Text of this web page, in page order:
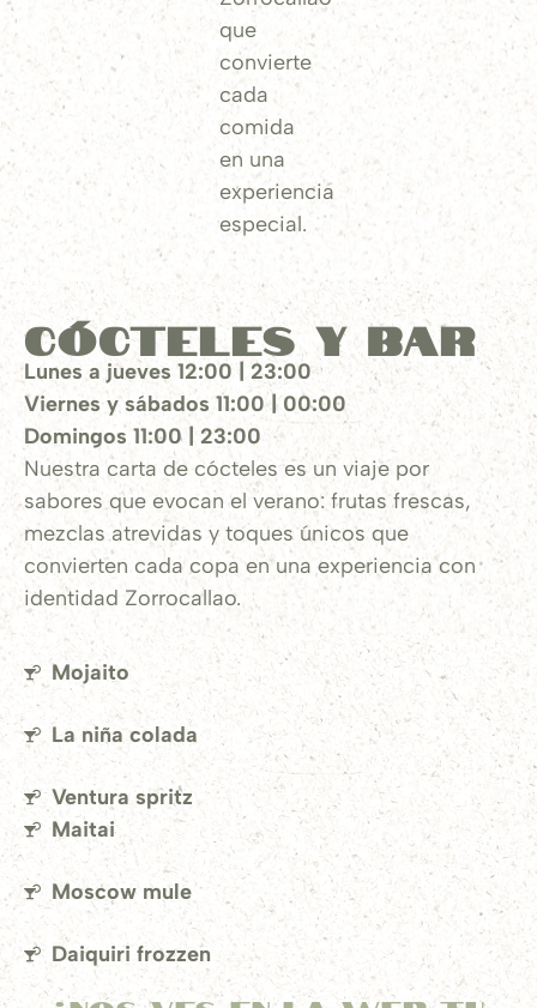
que
convierte
cada
comida
en una
experiencia
especial.
Cócteles y bar
Lunes a jueves 12:00 | 23:00
Viernes y sábados 11:00 | 00:00
Domingos 11:00 | 23:00
Nuestra carta de cócteles es un viaje por
sabores que evocan el verano: frutas frescas,
mezclas atrevidas y toques únicos que
convierten cada copa en una experiencia con
identidad Zorrocallao.
Mojaito
La niña colada
Ventura spritz
Maitai
Moscow mule
Daiquiri frozzen